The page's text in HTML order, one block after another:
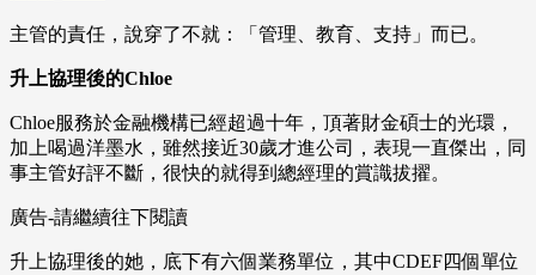
主管的責任，說穿了不就：「管理、教育、支持」而已。
升上協理後的Chloe
Chloe服務於金融機構已經超過十年，頂著財金碩士的光環，
加上喝過洋墨水，雖然接近30歲才進公司，表現一直傑出，同
事主管好評不斷，很快的就得到總經理的賞識拔擢。
廣告-請繼續往下閱讀
升上協理後的她，底下有六個業務單位，其中CDEF四個單位